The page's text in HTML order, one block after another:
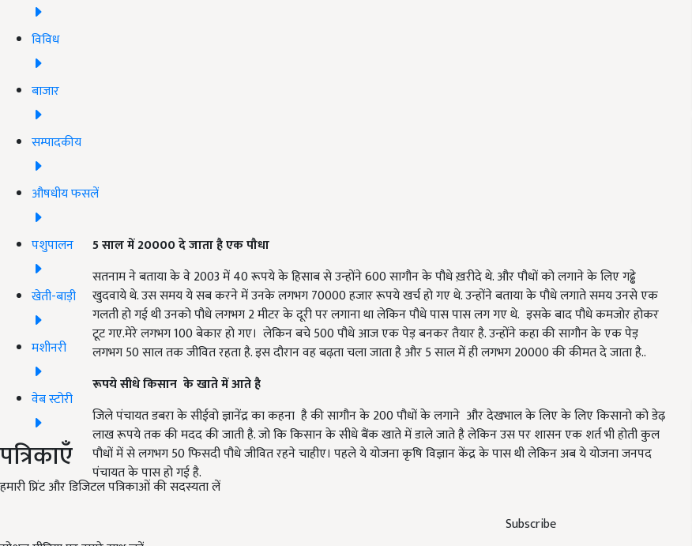
विविध
बाजार
सम्पादकीय
औषधीय फसलें
पशुपालन
खेती-बाड़ी
मशीनरी
वेब स्टोरी
पत्रिकाएँ
हमारी प्रिंट और डिजिटल पत्रिकाओं की सदस्यता लें
Subscribe
5 साल में 20000 दे जाता है एक पौधा
सतनाम ने बताया के वे 2003 में 40 रूपये के हिसाब से उन्होंने 600 सागौन के पौधे ख़रीदे थे. और पौधों को लगाने के लिए गढ्ढे
खुदवाये थे. उस समय ये सब करने में उनके लगभग 70000 हजार रूपये खर्च हो गए थे. उन्होंने बताया के पौधे लगाते समय उनसे एक
गलती हो गई थी उनको पौधे लगभग 2 मीटर के दूरी पर लगाना था लेकिन पौधे पास पास लग गए थे. इसके बाद पौधे कमजोर होकर
टूट गए.मेरे लगभग 100 बेकार हो गए। लेकिन बचे 500 पौधे आज एक पेड़ बनकर तैयार है. उन्होंने कहा की सागौन के एक पेड़
लगभग 50 साल तक जीवित रहता है. इस दौरान वह बढ़ता चला जाता है और 5 साल में ही लगभग 20000 की कीमत दे जाता है..
रूपये सीधे किसान के खाते में आते है
जिले पंचायत डबरा के सीईवो ज्ञानेंद्र का कहना है की सागौन के 200 पौधों के लगाने और देखभाल के लिए के लिए किसानो को डेढ़
लाख रूपये तक की मदद की जाती है. जो कि किसान के सीधे बैंक खाते में डाले जाते है लेकिन उस पर शासन एक शर्त भी होती कुल
पौधों में से लगभग 50 फिसदी पौधे जीवित रहने चाहीए। पहले ये योजना कृषि विज्ञान केंद्र के पास थी लेकिन अब ये योजना जनपद
पंचायत के पास हो गई है.